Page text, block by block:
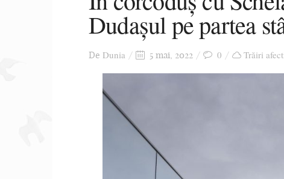
Dudașul pe partea
De Dunia 5 mai, 2022 0 Trăiri